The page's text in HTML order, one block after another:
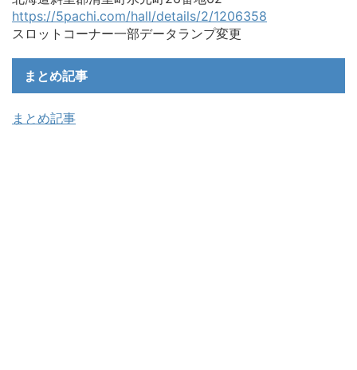
https://5pachi.com/hall/details/2/1206358
スロットコーナー一部データランプ変更
まとめ記事
まとめ記事